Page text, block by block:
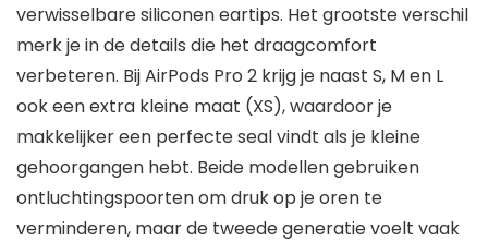
verwisselbare siliconen eartips. Het grootste verschil
merk je in de details die het draagcomfort
verbeteren. Bij AirPods Pro 2 krijg je naast S, M en L
ook een extra kleine maat (XS), waardoor je
makkelijker een perfecte seal vindt als je kleine
gehoorgangen hebt. Beide modellen gebruiken
ontluchtingspoorten om druk op je oren te
verminderen, maar de tweede generatie voelt vaak